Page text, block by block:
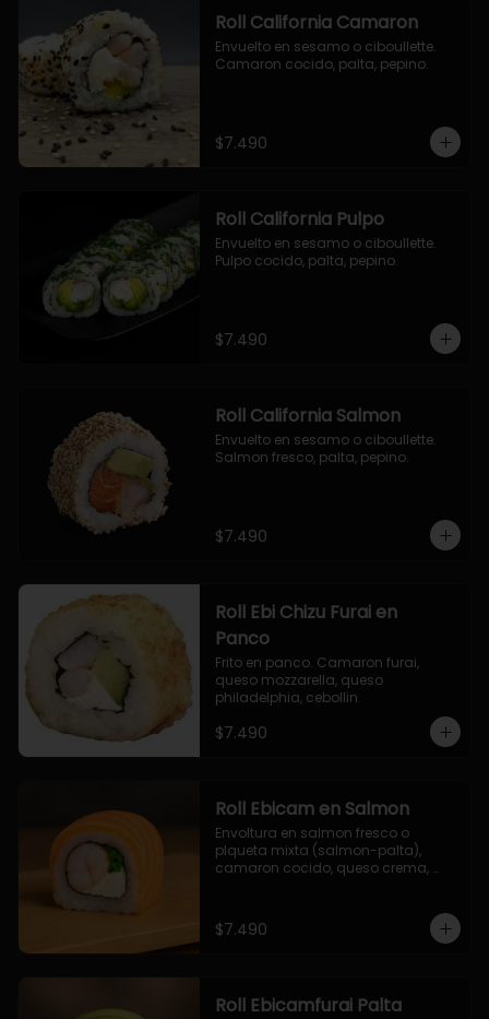
Roll California Camaron
Envuelto en sesamo o ciboullette.
Camaron cocido, palta, pepino.
$7.490
Roll California Pulpo
Envuelto en sesamo o ciboullette.
Pulpo cocido, palta, pepino.
$7.490
Roll California Salmon
Envuelto en sesamo o ciboullette.
Salmon fresco, palta, pepino.
$7.490
Roll Ebi Chizu Furai en
Panco
Frito en panco. Camaron furai,
queso mozzarella, queso
philadelphia, cebollin.
$7.490
Roll Ebicam en Salmon
Envoltura en salmon fresco o
plqueta mixta (salmon-palta),
camaron cocido, queso crema,
$7.490
Roll Ebicamfurai Palta